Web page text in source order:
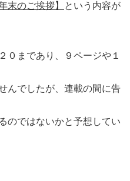
末のご挨拶】
という内容が
まであり、９ページや１
んでしたが、連載の間に告
のではないかと予想してい